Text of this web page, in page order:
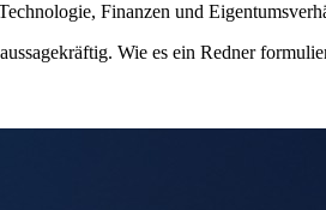
Finanzen und
Wie es ein Redner